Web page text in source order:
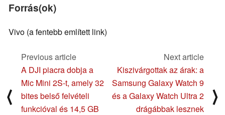
Forrás(ok)
Vivo (a fentebb említett link)
⟨
Previous article
A DJI piacra dobja a
Mic Mini 2S-t, amely 32
bites belső felvételi
funkcióval és 14,5 GB
Next article
Kiszivárgottak az árak: a
Samsung Galaxy Watch 9
és a Galaxy Watch Ultra 2
drágábbak lesznek
⟩